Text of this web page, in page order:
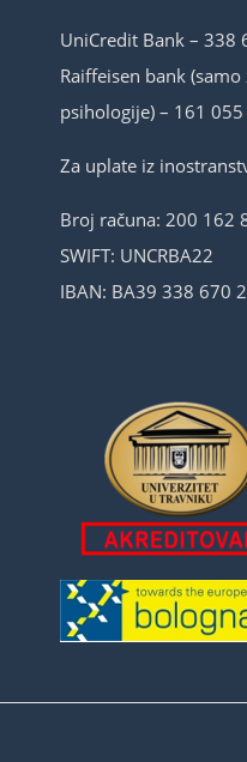
UniCredit Bank – 338
Raiffeisen bank
psihologije) – 161
Za uplate iz
Broj računa: 200 162
SWIFT: UNCRBA22
IBAN: BA39 338 670